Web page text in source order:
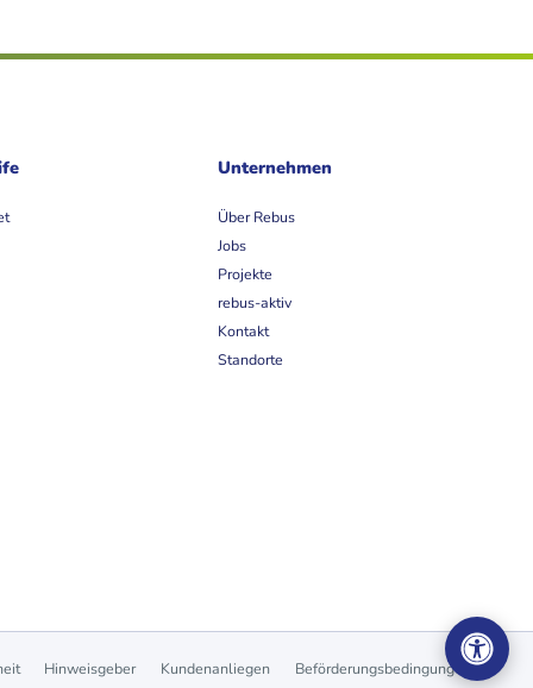
Unternehmen
Über Rebus
Jobs
Projekte
rebus-aktiv
Kontakt
Standorte
Hinweisgeber Kundenanliegen Beförderungsbedingungen